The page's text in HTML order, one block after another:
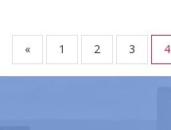
« 1 2 3 4